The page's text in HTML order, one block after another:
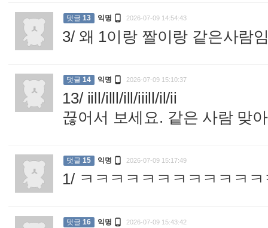
댓글 13 익명  2026-07-09 14:54:43
3/ 왜 1이랑 짤이랑 같은사람
댓글 14 익명  2026-07-09 15:10:37
13/ iill/illl/ill/iiill/il/ii
끊어서 보세요. 같은 사람 맞
댓글 15 익명  2026-07-09 15:17:49
1/ ㅋㅋㅋㅋㅋㅋㅋㅋㅋㅋㅋ
댓글 16 익명  2026-07-09 15:43:42